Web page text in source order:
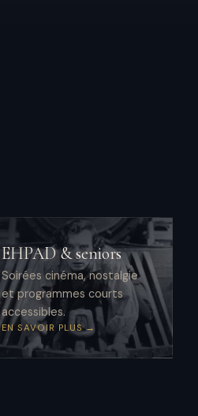
EHPAD & seniors
Soirées cinéma, nostalgie
et programmes courts
accessibles.
EN SAVOIR PLUS →